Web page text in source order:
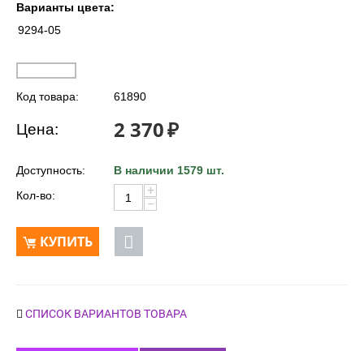
Варианты цвета:
9294-05
Код товара: 61890
Цена: 2 370₽
Доступность:
В наличии 1579 шт.
Кол-во:
+
−
КУПИТЬ
СПИСОК ВАРИАНТОВ ТОВАРА